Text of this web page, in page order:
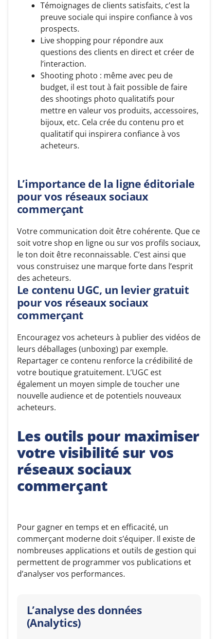
Témoignages de clients satisfaits, c’est la
preuve sociale qui inspire confiance à vos
prospects.
Live shopping pour répondre aux
questions des clients en direct et créer de
l’interaction.
Shooting photo : même avec peu de
budget, il est tout à fait possible de faire
des shootings photo qualitatifs pour
mettre en valeur vos produits, accessoires,
bijoux, etc. Cela crée du contenu pro et
qualitatif qui inspirera confiance à vos
acheteurs.
L’importance de la ligne éditoriale
pour vos réseaux sociaux
commerçant
Votre communication doit être cohérente. Que ce
soit votre shop en ligne ou sur vos profils sociaux,
le ton doit être reconnaissable. C’est ainsi que
vous construisez une marque forte dans l’esprit
des acheteurs.
Le contenu UGC, un levier gratuit
pour vos réseaux sociaux
commerçant
Encouragez vos acheteurs à publier des vidéos de
leurs déballages (unboxing) par exemple.
Repartager ce contenu renforce la crédibilité de
votre boutique gratuitement. L’UGC est
également un moyen simple de toucher une
nouvelle audience et de potentiels nouveaux
acheteurs.
Les outils pour maximiser
votre visibilité sur vos
réseaux sociaux
commerçant
Pour gagner en temps et en efficacité, un
commerçant moderne doit s’équiper. Il existe de
nombreuses applications et outils de gestion qui
permettent de programmer vos publications et
d’analyser vos performances.
L’analyse des données
(Analytics)